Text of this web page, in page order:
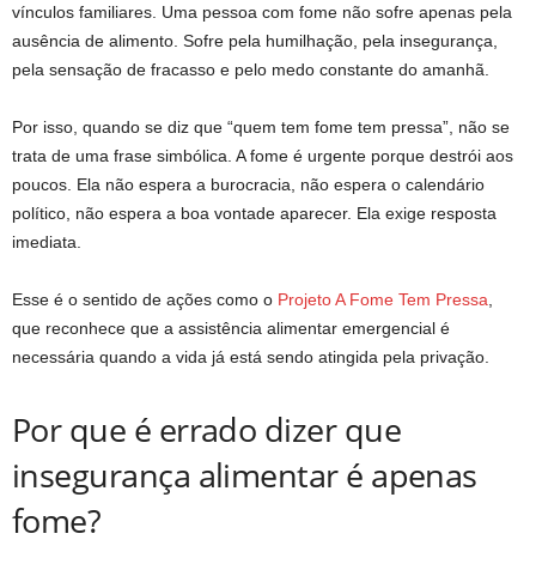
vínculos familiares. Uma pessoa com fome não sofre apenas pela
ausência de alimento. Sofre pela humilhação, pela insegurança,
pela sensação de fracasso e pelo medo constante do amanhã.
Por isso, quando se diz que “quem tem fome tem pressa”, não se
trata de uma frase simbólica. A fome é urgente porque destrói aos
poucos. Ela não espera a burocracia, não espera o calendário
político, não espera a boa vontade aparecer. Ela exige resposta
imediata.
Esse é o sentido de ações como o Projeto A Fome Tem Pressa
que reconhece que a assistência alimentar emergencial é
necessária quando a vida já está sendo atingida pela privação.
Por que é errado dizer que
insegurança alimentar é apenas
fome?